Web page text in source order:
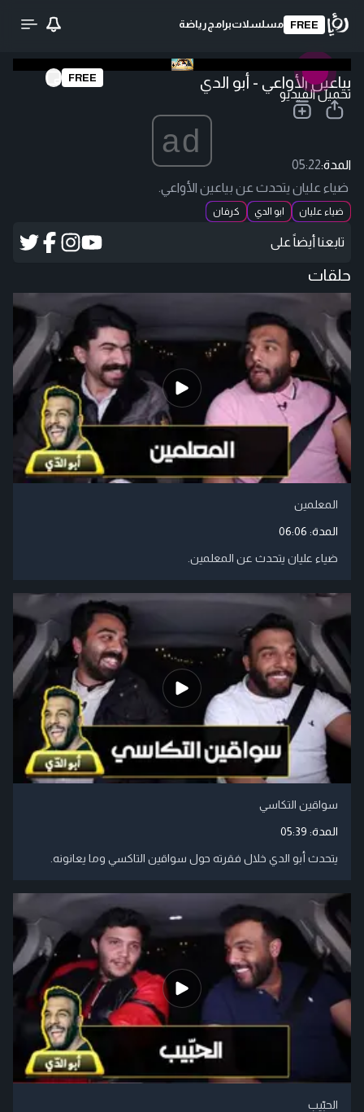
FREE مسلسلاتبرامج رياضة
تحميل الفيديو
FREE بياعين الأواعي - أبو الدي
ad
المدة:05:22
ضياء عليان يتحدث عن بياعين الأواعي.
ضياء عليان ابو الدي كرفان
تابعنا أيضاً على
حلقات
المعلمين
المدة: 06:06
ضياء عليان يتحدث عن المعلمين.
سواقين التكاسي
المدة: 05:39
يتحدث أبو الدي خلال فقرته حول سواقين التاكسي وما يعانونه.
الحبّيب